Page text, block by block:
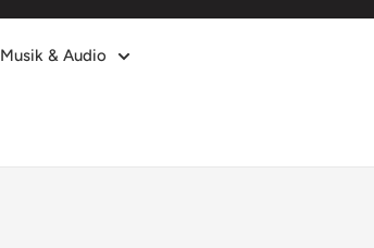
Musik & Audio